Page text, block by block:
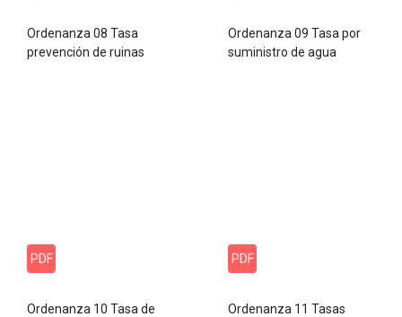
Ordenanza 08 Tasa
prevención de ruinas
Ordenanza 09 Tasa por
suministro de agua
PDF
Ordenanza 10 Tasa de
PDF
Ordenanza 11 Tasas